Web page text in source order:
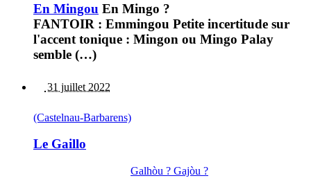
En Mingou En Mingo ?
FANTOIR : Emmingou Petite incertitude sur
l'accent tonique : Mingon ou Mingo Palay
semble (…)
31 juillet 2022
(Castelnau-Barbarens)
Le Gaillo
Galhòu ? Gajòu ?